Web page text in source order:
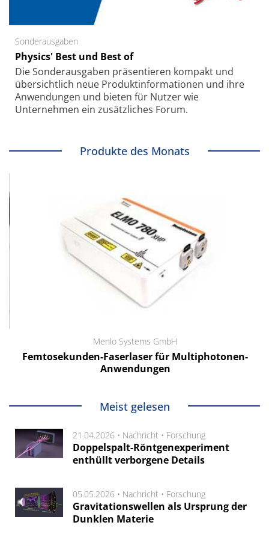
Sonderausgaben
Physics' Best und Best of
Die Sonder­ausgaben präsentieren kompakt und
übersichtlich neue Produkt­informationen und ihre
Anwendungen und bieten für Nutzer wie
Unternehmen ein zusätzliches Forum.
Produkte des Monats
Menlo Systems GmbH
Femtosekunden-Faserlaser für Multiphotonen-
Anwendungen
Meist gelesen
21.04.2026 • Nachricht • Forschung
Doppelspalt-Röntgenexperiment
enthüllt verborgene Details
05.05.2026 • Nachricht • Forschung
Gravitationswellen als Ursprung der
Dunklen Materie